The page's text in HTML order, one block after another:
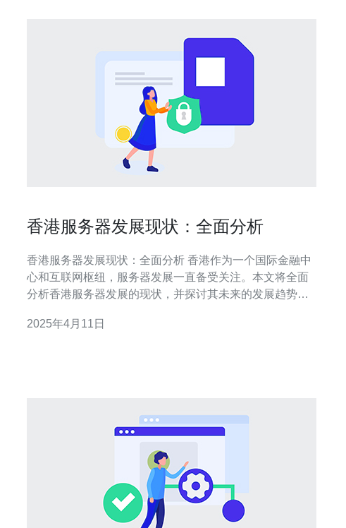
香港服务器发展现状：全面分析
香港服务器发展现状：全面分析 香港作为一个国际金融中
心和互联网枢纽，服务器发展一直备受关注。本文将全面
分析香港服务器发展的现状，并探讨其未来的发展趋势。
发展。多年来，香港一直致力于提供高质量的互联网基础
2025年4月11日